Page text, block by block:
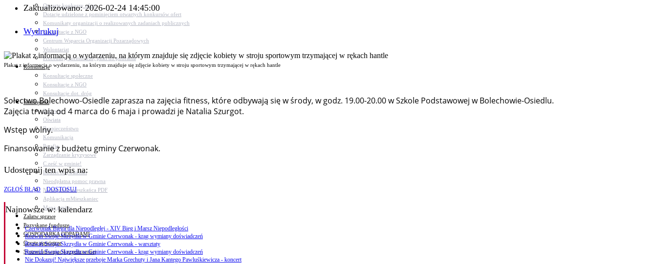
Otwarte konkursy ofert
Dotacje udzielone z pominięciem otwartych konkursów ofert
Komunikaty organizacji o realizowanych zadaniach publicznych
Konsultacje z NGO
Centrum Wsparcia Organizacji Pozarządowych
Wolontariat
Procedury, formularze, pliki do pobrania
Konsultacje
Konsultacje społeczne
Konsultacje z NGO
Konsultacje dot. dróg
Niezbędnik
Zdrowie
Oświata
Bezpieczeństwo
Komunikacja
Parafie
Zarządzanie kryzysowe
C.ześć w gminie!
Budżet obywatelski
Nieodpłatna pomoc prawna
Niezbędnik mieszkańca PDF
Aplikacja mMieszkaniec
Mapa gminy
Załatw sprawę
Pozyskane fundusze
GOSPODARKA ODPADAMI
Czyste powietrze
System Informacji przestrzennej
Zaktualizowano: 2026-02-24 14:45:00
Wydrukuj
Plakat z informacją o wydarzeniu, na którym znajduje się zdjęcie kobiety w stroju sportowym trzymającej w rękach hantle
Sołectwo Bolechowo-Osiedle zaprasza na zajęcia fitness, które odbywają się w środy, w godz. 19.00-20.00 w Szkole Podstawowej w Bolechowie-Osiedlu.
Zajęcia trwają od 4 marca do 6 maja i prowadzi je Natalia Szurgot.
Wstęp wolny.
Finansowanie z budżetu gminy Czerwonak.
Udostępnij ten wpis na:
ZGŁOŚ BŁĄD DOSTOSUJ
Najnowszew: kalendarz
Czerwonak Biega dla Niepodległej - XIV Bieg i Marsz Niepodległości
Rozwiń Swoje Skrzydła w Gminie Czerwonak - krąg wymiany doświadczeń
Rozwiń Swoje Skrzydła w Gminie Czerwonak - warsztaty
Rozwiń Swoje Skrzydła w Gminie Czerwonak - krąg wymiany doświadczeń
Nie Dokazuj! Największe przeboje Marka Grechuty i Jana Kantego Pawluśkiewicza - koncert